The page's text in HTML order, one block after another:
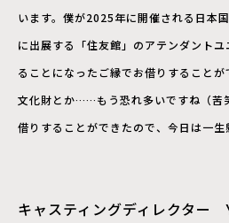
います。僕が2025年に開催される日本
に出展する「住友館」のアテンダント
ることになったご縁でお借りすること
文化財とか……もう恐れ多いですね（苦
借りすることができたので、今日は一生
キャスティングディレクター